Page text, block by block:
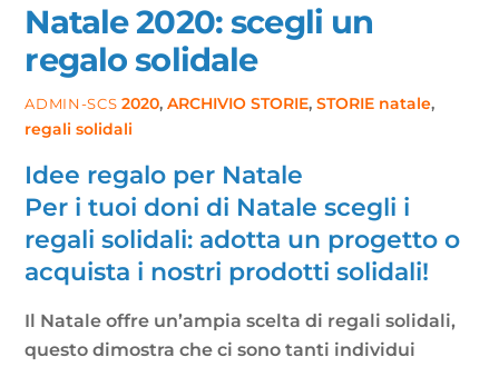
Natale 2020: scegli un
regalo solidale
ADMIN-SCS 2020,ARCHIVIO STORIE,STORIE natale,
regali solidali
Idee regalo per Natale
Per i tuoi doni di Natale scegli i
regali solidali: adotta un progetto o
acquista i nostri prodotti solidali!
Il Natale offre un’ampia scelta di regali solidali,
questo dimostra che ci sono tanti individui